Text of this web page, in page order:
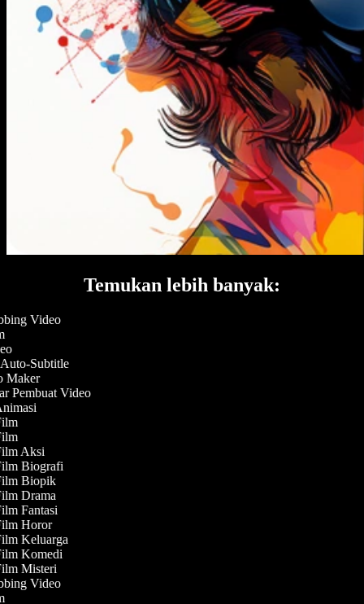
Temukan lebih banyak:
Video
Subtitle
Pembuat Video
Aksi
Biografi
Biopik
Drama
Fantasi
Horor
Keluarga
Komedi
Misteri
Video